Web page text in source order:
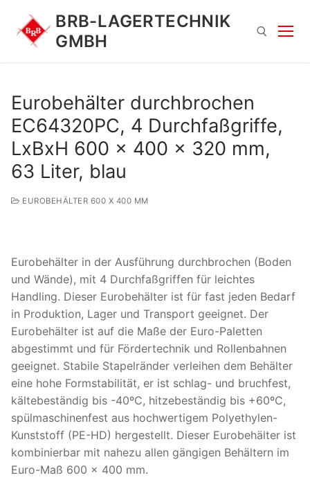
Inhalt
springen
BRB-LAGERTECHNIK
GMBH
Eurobehälter durchbrochen
EC64320PC, 4 Durchfaßgriffe,
LxBxH 600 x 400 x 320 mm,
63 Liter, blau
EUROBEHÄLTER 600 X 400 MM
Eurobehälter in der Ausführung durchbrochen (Boden
und Wände), mit 4 Durchfaßgriffen für leichtes
Handling. Dieser Eurobehälter ist für fast jeden Bedarf
in Produktion, Lager und Transport geeignet. Der
Eurobehälter ist auf die Maße der Euro-Paletten
abgestimmt und für Fördertechnik und Rollenbahnen
geeignet. Stabile Stapelränder verleihen dem Behälter
eine hohe Formstabilität, er ist schlag- und bruchfest,
kältebeständig bis -40ºC, hitzebeständig bis +60ºC,
spülmaschinenfest aus hochwertigem Polyethylen-
Kunststoff (PE-HD) hergestellt. Dieser Eurobehälter ist
kombinierbar mit nahezu allen gängigen Behältern im
Euro-Maß 600 x 400 mm.